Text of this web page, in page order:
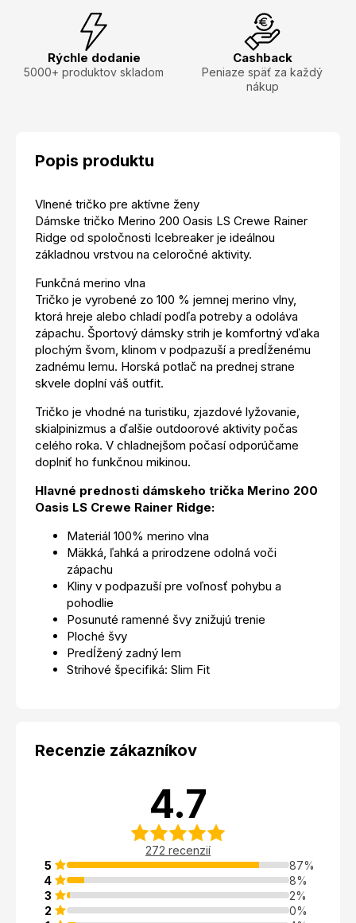
Rýchle dodanie
5000+ produktov skladom
Cashback
Peniaze späť za každý
nákup
Popis produktu
Vlnené tričko pre aktívne ženy
Dámske tričko Merino 200 Oasis LS Crewe Rainer
Ridge od spoločnosti Icebreaker je ideálnou
základnou vrstvou na celoročné aktivity.
Funkčná merino vlna
Tričko je vyrobené zo 100 % jemnej merino vlny,
ktorá hreje alebo chladí podľa potreby a odoláva
zápachu. Športový dámsky strih je komfortný vďaka
plochým švom, klinom v podpazuší a predĺženému
zadnému lemu. Horská potlač na prednej strane
skvele doplní váš outfit.
Tričko je vhodné na turistiku, zjazdové lyžovanie,
skialpinizmus a ďalšie outdoorové aktivity počas
celého roka. V chladnejšom počasí odporúčame
doplniť ho funkčnou mikinou.
Hlavné prednosti dámskeho trička Merino 200
Oasis LS Crewe Rainer Ridge:
Materiál 100% merino vlna
Mäkká, ľahká a prirodzene odolná voči
zápachu
Kliny v podpazuší pre voľnosť pohybu a
pohodlie
Posunuté ramenné švy znižujú trenie
Ploché švy
Predĺžený zadný lem
Strihové špecifiká: Slim Fit
Recenzie zákazníkov
4.7
272 recenzií
5
87%
4
8%
3
2%
2
0%